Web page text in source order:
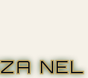
NEL